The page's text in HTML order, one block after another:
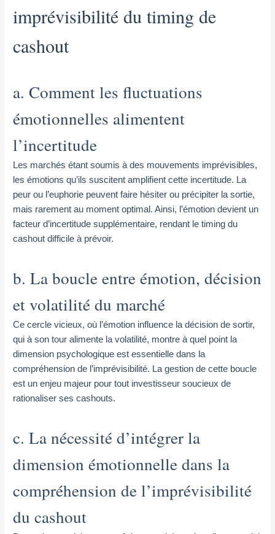
imprévisibilité du timing de
cashout
a. Comment les fluctuations
émotionnelles alimentent
l’incertitude
Les marchés étant soumis à des mouvements imprévisibles,
les émotions qu’ils suscitent amplifient cette incertitude. La
peur ou l’euphorie peuvent faire hésiter ou précipiter la sortie,
mais rarement au moment optimal. Ainsi, l’émotion devient un
facteur d’incertitude supplémentaire, rendant le timing du
cashout difficile à prévoir.
b. La boucle entre émotion, décision
et volatilité du marché
Ce cercle vicieux, où l’émotion influence la décision de sortir,
qui à son tour alimente la volatilité, montre à quel point la
dimension psychologique est essentielle dans la
compréhension de l’imprévisibilité. La gestion de cette boucle
est un enjeu majeur pour tout investisseur soucieux de
rationaliser ses cashouts.
c. La nécessité d’intégrer la
dimension émotionnelle dans la
compréhension de l’imprévisibilité
du cashout